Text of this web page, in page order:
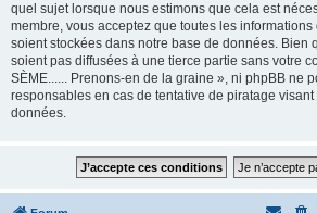
quel sujet lorsque nous estimons que cela est
membre, vous acceptez que toutes les
soient stockées dans notre base de données. Bien
soient pas diffusées à une tierce partie sans votre
SÈME...... Prenons-en de la graine », ni phpBB ne
responsables en cas de tentative de piratage
données.